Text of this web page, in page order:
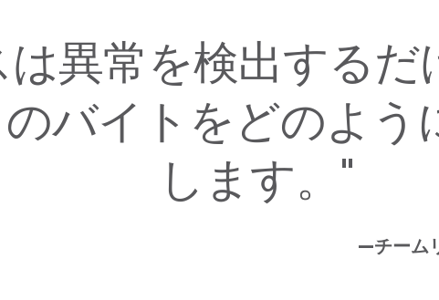
異常を検出する
バイトをどのよ
します。"
—チーム